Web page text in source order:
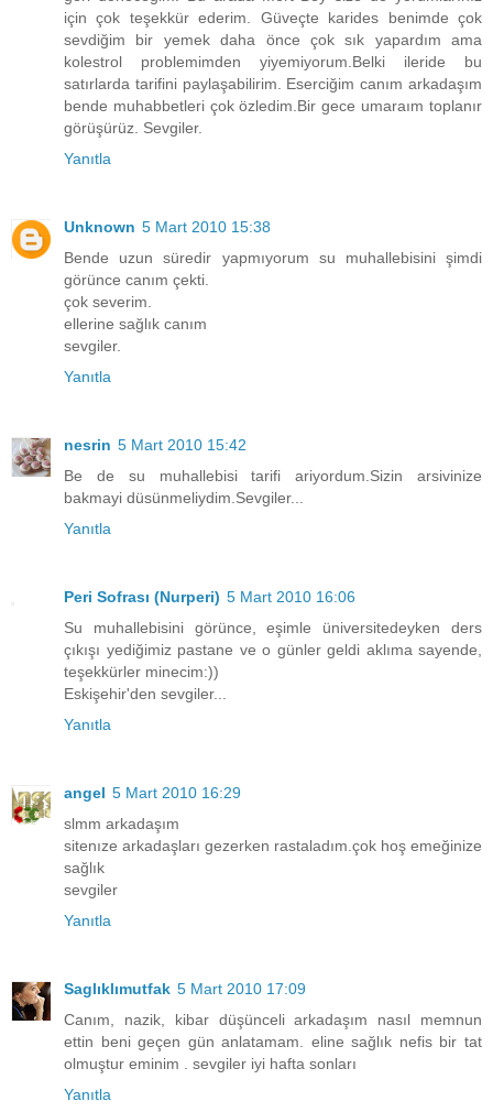
için çok teşekkür ederim. Güveçte karides benimde çok
sevdiğim bir yemek daha önce çok sık yapardım ama
kolestrol problemimden yiyemiyorum.Belki ileride bu
satırlarda tarifini paylaşabilirim. Eserciğim canım arkadaşım
bende muhabbetleri çok özledim.Bir gece umaraım toplanır
görüşürüz. Sevgiler.
Yanıtla
Unknown 5 Mart 2010 15:38
Bende uzun süredir yapmıyorum su muhallebisini şimdi
görünce canım çekti.
çok severim.
ellerine sağlık canım
sevgiler.
Yanıtla
nesrin 5 Mart 2010 15:42
Be de su muhallebisi tarifi ariyordum.Sizin arsivinize
bakmayi düsünmeliydim.Sevgiler...
Yanıtla
Peri Sofrası (Nurperi) 5 Mart 2010 16:06
Su muhallebisini görünce, eşimle üniversitedeyken ders
çıkışı yediğimiz pastane ve o günler geldi aklıma sayende,
teşekkürler minecim:))
Eskişehir'den sevgiler...
Yanıtla
angel 5 Mart 2010 16:29
slmm arkadaşım
sitenıze arkadaşları gezerken rastaladım.çok hoş emeğinize
sağlık
sevgiler
Yanıtla
Saglıklımutfak 5 Mart 2010 17:09
Canım, nazik, kibar düşünceli arkadaşım nasıl memnun
ettin beni geçen gün anlatamam. eline sağlık nefis bir tat
olmuştur eminim . sevgiler iyi hafta sonları
Yanıtla